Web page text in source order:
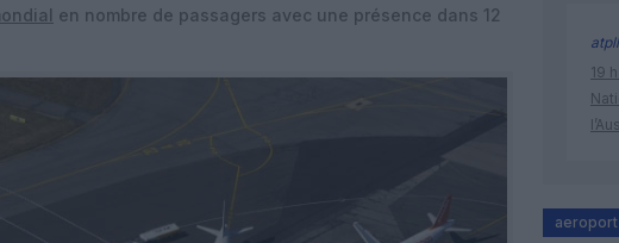
en nombre de passagers avec une présence dans 12
19
aeroport